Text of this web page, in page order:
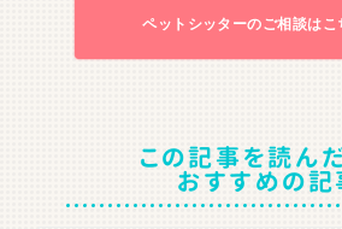
ペットシッターのご相談はこ
この記事を読ん
おすすめの記